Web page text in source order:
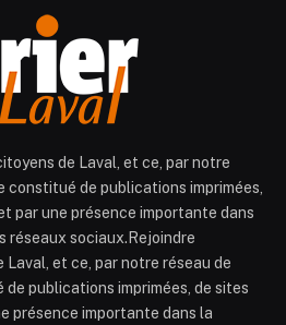
de Laval, et ce, par notre
constitué de publications imprimées,
par une présence importante dans
réseaux sociaux.Rejoindre
Laval, et ce, par notre réseau de
publications imprimées, de sites
présence importante dans la